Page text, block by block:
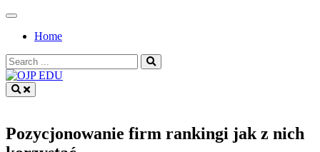
Skip
contentHome
Search
for:
Pozycjonowanie firm rankingi jak z nich